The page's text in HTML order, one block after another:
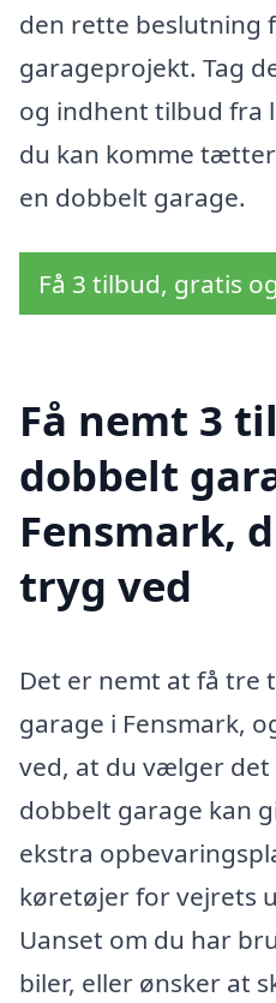
den rette beslutning
garageprojekt. Tag
og indhent tilbud fra
du kan komme
en dobbelt garage.
Få 3 tilbud, gratis
Få nemt 3
dobbelt
Fensmark,
tryg ved
Det er nemt at få tre
garage i Fensmark,
ved, at du vælger
dobbelt garage kan
ekstra
køretøjer for vejrets
Uanset om du har
biler, eller ønsker at